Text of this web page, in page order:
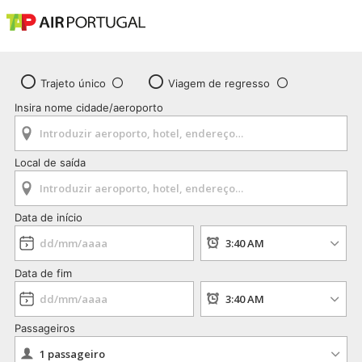
Trajeto único
Viagem de regresso
Insira nome cidade/aeroporto
Local de saída
Data de início
Data de fim
Passageiros